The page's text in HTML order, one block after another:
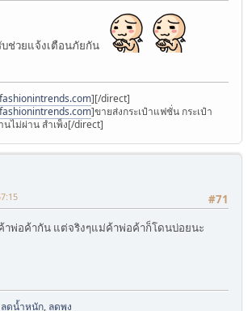
ช่วยแจ้งเตือนภัยกัน
][/direct]
]ขายส่งกระเป๋าแฟชั่น กระเป๋า
นไม่ผ่าน สำเพ็ง[/direct]
#71
พ่อค้ากัน แต่จริงๆแม่ค้าพ่อค้าก็โดนบ่อยนะ
ลดน้ำหนัก, ลดพุง